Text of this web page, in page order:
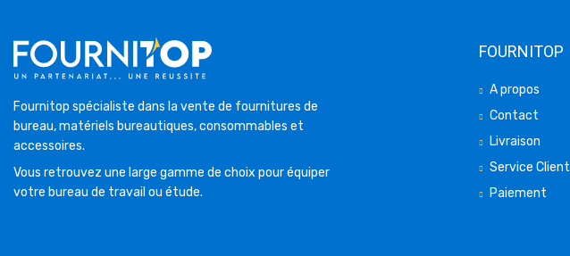
Fournitop spécialiste dans la vente de fournitures de
bureau, matériels bureautiques, consommables et
accessoires.
Vous retrouvez une large gamme de choix pour équiper
votre bureau de travail ou étude.
FOURNITOP
A propos
Contact
Livraison
Service Client
Paiement